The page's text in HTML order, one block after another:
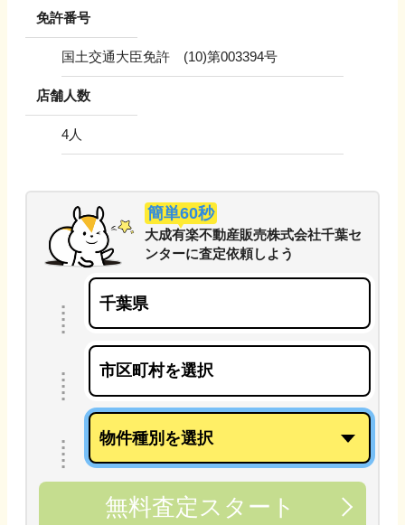
免許番号
国土交通大臣免許 (10)第003394号
店舗人数
4人
簡単60秒
大成有楽不動産販売株式会社千葉セ
ンターに査定依頼しよう
無料査定スタート